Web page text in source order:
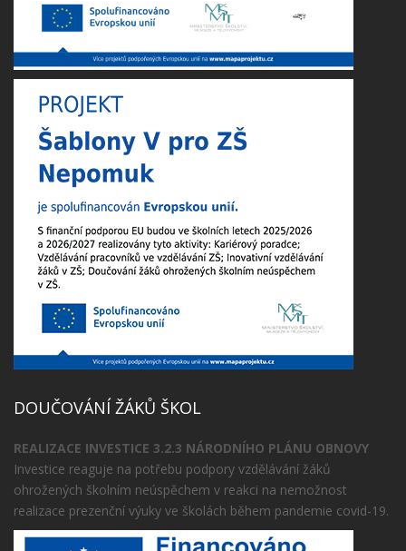
DOUČOVÁNÍ ŽÁKŮ ŠKOL
REALIZACE INVESTICE 3.2.3 NÁRODNÍHO PLÁNU OBNOVY
Investice reaguje na potřebu podpory vzdělávání žáků
ohrožených školním neúspěchem v reakci na nemožnost
realizace prezenční výuky ve školách během pandemie covid-19.